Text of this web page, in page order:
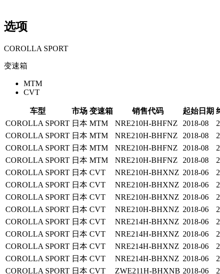
选项
COROLLA SPORT
变速箱
MTM
CVT
车型 市场 变速箱 销售代码 起始日期
COROLLA SPORT 日本 MTM NRE210H-BHFNZ 2018-08
COROLLA SPORT 日本 MTM NRE210H-BHFNZ 2018-08
COROLLA SPORT 日本 MTM NRE210H-BHFNZ 2018-08
COROLLA SPORT 日本 MTM NRE210H-BHFNZ 2018-08
COROLLA SPORT 日本 CVT NRE210H-BHXNZ 2018-06
COROLLA SPORT 日本 CVT NRE210H-BHXNZ 2018-06
COROLLA SPORT 日本 CVT NRE210H-BHXNZ 2018-06
COROLLA SPORT 日本 CVT NRE210H-BHXNZ 2018-06
COROLLA SPORT 日本 CVT NRE214H-BHXNZ 2018-06
COROLLA SPORT 日本 CVT NRE214H-BHXNZ 2018-06
COROLLA SPORT 日本 CVT NRE214H-BHXNZ 2018-06
COROLLA SPORT 日本 CVT NRE214H-BHXNZ 2018-06
COROLLA SPORT 日本 CVT ZWE211H-BHXNB 2018-06